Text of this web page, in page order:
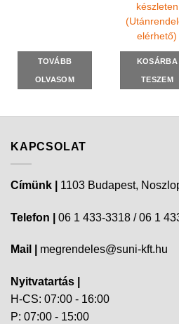
TOVÁBB
OLVASOM
készleten
elérhető)
KOSÁRBA
TESZEM
KAPCSOLAT
Címünk | 1103 Budapest,
Telefon | 06 1 433-3318 / 06 1
Mail | megrendeles@suni-kft.hu
Nyitvatartás |
H-CS: 07:00 - 16:00
P: 07:00 - 15:00